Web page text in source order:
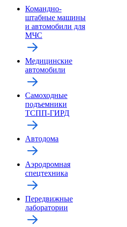
Командно-
штабные машины
и автомобили для
МЧС
Медицинские
автомобили
Самоходные
подъемники
ТСПП-ГИРД
Автодома
Аэродромная
спецтехника
Передвижные
лаборатории